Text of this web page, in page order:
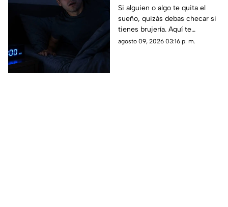
revela cuáles son los
SÍNTOMAS de que
TIENES BRUJERÍA
Si alguien o algo te quita el
sueño, quizás debas checar si
tienes brujería. Aquí te
compartimos cuáles son los
agosto 09, 2026 03:16 p. m.